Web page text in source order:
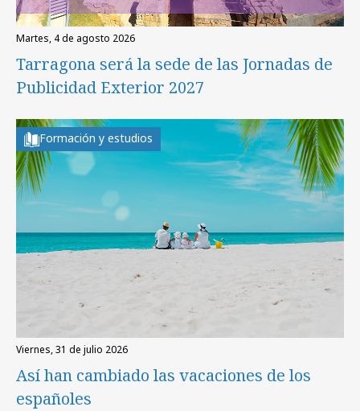
martes, 4 de agosto 2026
Tarragona será la sede de las Jornadas de
Publicidad Exterior 2027
Formación y estudios
viernes, 31 de julio 2026
Así han cambiado las vacaciones de los
españoles